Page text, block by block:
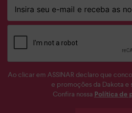
Ao clicar em ASSINAR declaro que
e promoções da Dakota e
Confira nossa Política de